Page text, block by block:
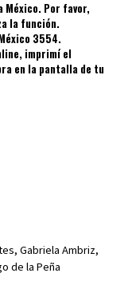
México. Por favor,
la función.
3554.
imprimí el
en la pantalla de tu
Gabriela Ambriz,
de la Peña